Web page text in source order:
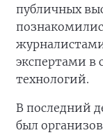
публичных
экспертами в
технологий.
В последний
был